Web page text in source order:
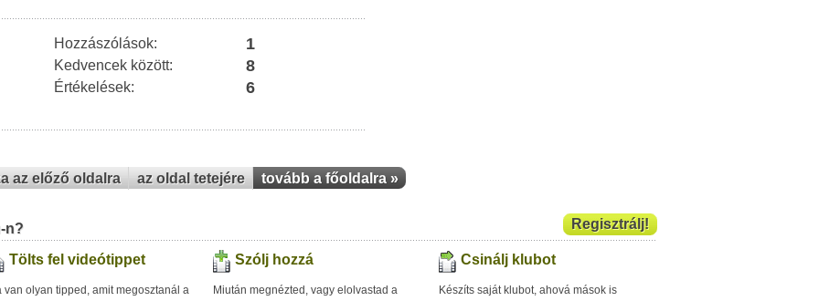
Hozzászólások: 1
Kedvencek között: 8
Értékelések: 6
az előző oldalra az oldal tetejére tovább a főoldalra »
Regisztrálj!
n?
Tölts fel videótippet
van olyan tipped, amit megosztanál a
Szólj hozzá
Miután megnézted, vagy elolvastad a
Csinálj klubot
Készíts saját klubot, ahová mások is